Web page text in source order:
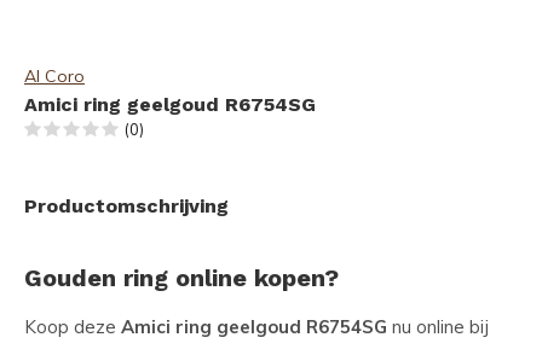
Al Coro
Amici ring geelgoud R6754SG
(0)
Productomschrijving
Gouden ring online kopen?
Koop deze Amici ring geelgoud R6754SG nu online bij